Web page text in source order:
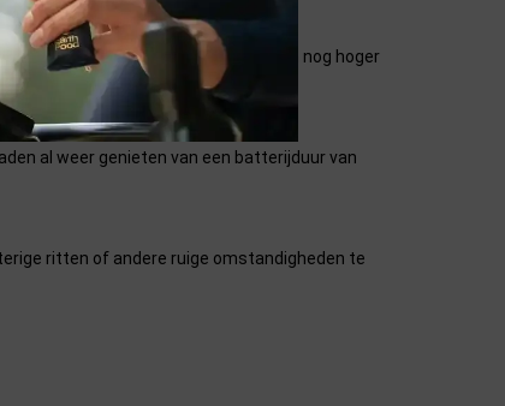
schedel wordt uitgeoefend, voor een nog hoger
op deze pagina.
al weer genieten van een batterijduur van
ritten of andere ruige omstandigheden te